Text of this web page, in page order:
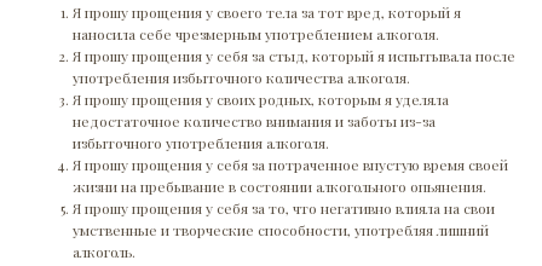
Я прошу прощения у своего тела за тот вред, который я
наносила себе чрезмерным употреблением алкоголя.
Я прошу прощения у себя за стыд, который я испытывала после
употребления избыточного количества алкоголя.
Я прошу прощения у своих родных, которым я уделяла
недостаточное количество внимания и заботы из-за
избыточного употребления алкоголя.
Я прошу прощения у себя за потраченное впустую время своей
жизни на пребывание в состоянии алкогольного опьянения.
Я прошу прощения у себя за то, что негативно влияла на свои
умственные и творческие способности, употребляя лишний
алкоголь.